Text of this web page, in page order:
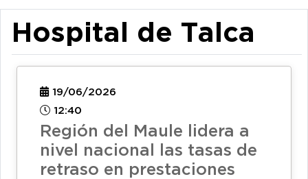
Hospital de Talca
19/06/2026
12:40
Región del Maule lidera a
nivel nacional las tasas de
retraso en prestaciones